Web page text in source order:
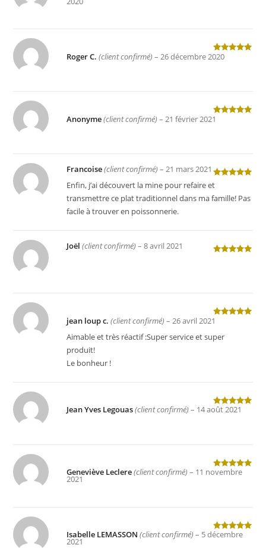
Note
Roger C.(client confirmé) – 26 décembre 2020
Note
Anonyme(client confirmé) – 21 février 2021
Note
5
Francoise(client confirmé) – 21 mars 2021
Enfin, j’ai découvert la mine pour refaire et
transmettre ce plat traditionnel dans ma famille! Pas
facile à trouver en poissonnerie.
Joël(client confirmé) – 8 avril 2021
Note
5
jean loup c.(client confirmé) – 26 avril 2021
Aimable et très réactif :Super service et super
produit!
Le bonheur !
Note5sur
Jean Yves Legouas(client confirmé) – 14 août 2021
Note5sur
Geneviève Leclere(client confirmé) – 11 novembre
2021
Note5sur
Isabelle LEMASSON(client confirmé) – 5 décembre
2021